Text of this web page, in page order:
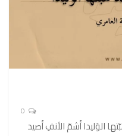
الوَليدا أَشمّ الأنفِ أَصيد